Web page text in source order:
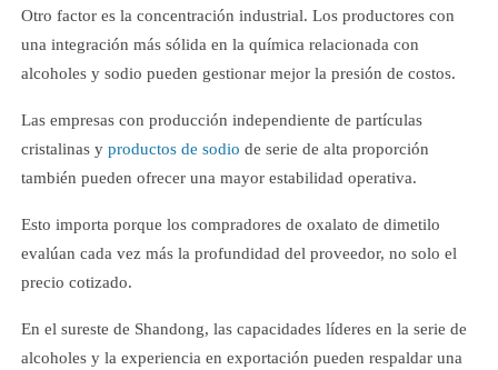
Otro factor es la concentración industrial. Los productores con
una integración más sólida en la química relacionada con
alcoholes y sodio pueden gestionar mejor la presión de costos.
Las empresas con producción independiente de partículas
cristalinas y productos de sodio de serie de alta proporción
también pueden ofrecer una mayor estabilidad operativa.
Esto importa porque los compradores de oxalato de dimetilo
evalúan cada vez más la profundidad del proveedor, no solo el
precio cotizado.
En el sureste de Shandong, las capacidades líderes en la serie de
alcoholes y la experiencia en exportación pueden respaldar una